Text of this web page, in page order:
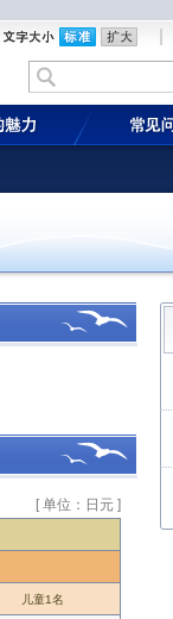
[ 单位：日元 ]
儿童1名